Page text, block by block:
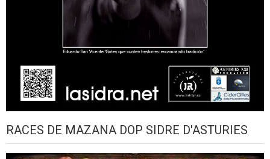
RACES DE MAZANA DOP SIDRE D'ASTURIES